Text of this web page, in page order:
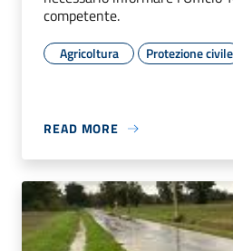
competente.
Agricoltura Protezione civile
READ MORE